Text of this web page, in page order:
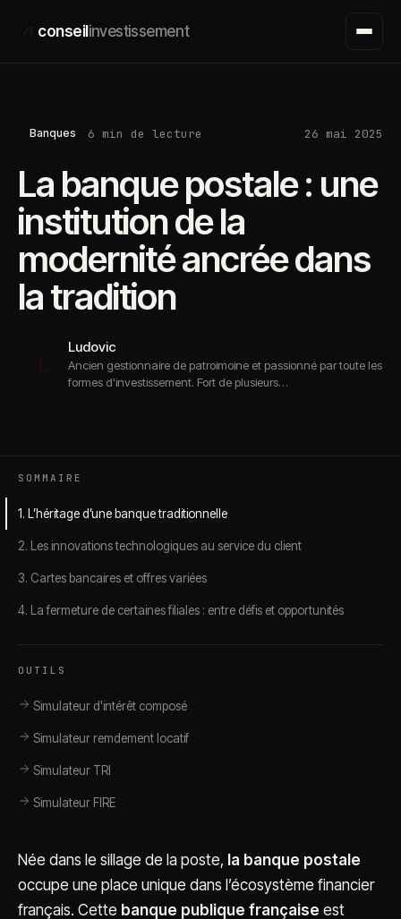
conseilinvestissement
Banques 6 min de lecture 26 mai 2025
La banque postale : une
institution de la
modernité ancrée dans
la tradition
L
Ludovic
Ancien gestionnaire de patroimoine et passionné par toute les
formes d'investissement. Fort de plusieurs…
SOMMAIRE
1. L’héritage d’une banque traditionnelle
2. Les innovations technologiques au service du client
3. Cartes bancaires et offres variées
4. La fermeture de certaines filiales : entre défis et opportunités
OUTILS
Simulateur d'intérêt composé
Simulateur remdement locatif
Simulateur TRI
Simulateur FIRE
Née dans le sillage de la poste, la banque postale
occupe une place unique dans l’écosystème financier
français. Cette banque publique française est